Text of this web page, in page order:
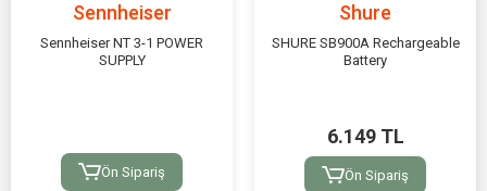
Sennheiser
Sennheiser NT 3-1 POWER
SUPPLY
Ön Sipariş
Shure
SHURE SB900A Rechargeable
Battery
6.149 TL
Ön Sipariş